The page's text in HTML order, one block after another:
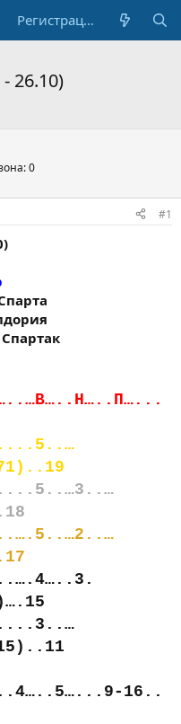
Регистрация
26.10)
0
#1
16..